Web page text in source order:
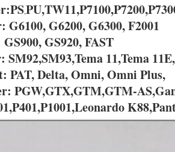
PS,
G6100, G6200, G6300, F2001
GS920, FAST
SM92,SM93,Tema 11,Tema
PAT, Delta, Omni, Omni Plus,
PGW,GTX,GTM,GTM-